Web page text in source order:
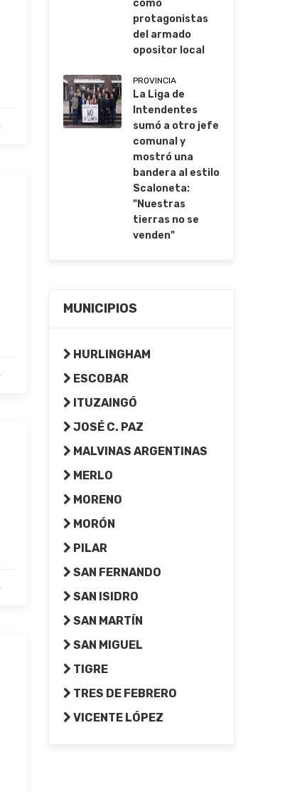
como
protagonistas
del armado
opositor local
PROVINCIA
La Liga de
Intendentes
sumó a otro jefe
comunal y
mostró una
bandera al estilo
Scaloneta:
"Nuestras
tierras no se
venden"
MUNICIPIOS
HURLINGHAM
ESCOBAR
ITUZAINGÓ
JOSÉ C. PAZ
MALVINAS ARGENTINAS
MERLO
MORENO
MORÓN
PILAR
SAN FERNANDO
SAN ISIDRO
SAN MARTÍN
SAN MIGUEL
TIGRE
TRES DE FEBRERO
VICENTE LÓPEZ